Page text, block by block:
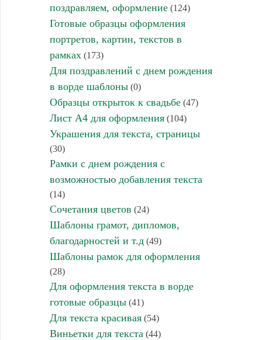
поздравляем, оформление(124)
Готовые образцы оформления
портретов, картин, текстов в
рамках(173)
Для поздравлений с днем рождения
в ворде шаблоны(0)
Образцы открыток к свадьбе(47)
Лист А4 для оформления(104)
Украшения для текста, страницы
(30)
Рамки с днем рождения с
возможностью добавления текста
(14)
Сочетания цветов (24)
Шаблоны грамот, дипломов,
благодарностей и т.д(49)
Шаблоны рамок для оформления
(28)
Для оформления текста в ворде
готовые образцы(41)
Для текста красивая(54)
Виньетки для текста (44)